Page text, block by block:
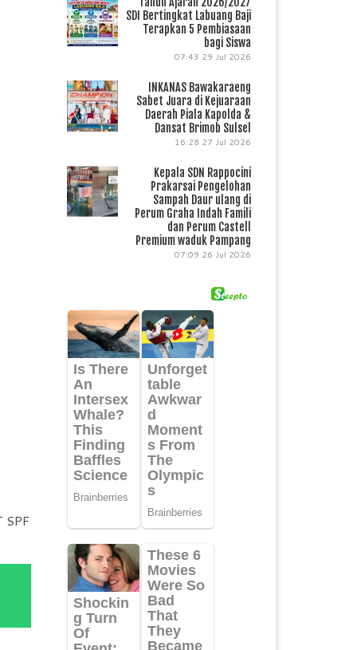
SPF
SDI Bertingkat Labuang Baji
Terapkan 5 Pembiasaan
bagi Siswa
07:43 29 Jul 2026
INKANAS Bawakaraeng
Sabet Juara di Kejuaraan
Daerah Piala Kapolda &
Dansat Brimob Sulsel
16:28 27 Jul 2026
Kepala SDN Rappocini
Prakarsai Pengelohan
Sampah Daur ulang di
Perum Graha Indah Famili
dan Perum Castell
Premium waduk Pampang
07:09 26 Jul 2026